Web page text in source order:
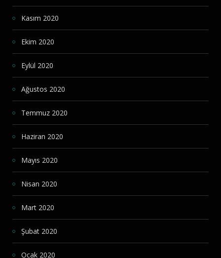
Kasım 2020
Ekim 2020
Eylül 2020
Ağustos 2020
Temmuz 2020
Haziran 2020
Mayıs 2020
Nisan 2020
Mart 2020
Şubat 2020
Ocak 2020